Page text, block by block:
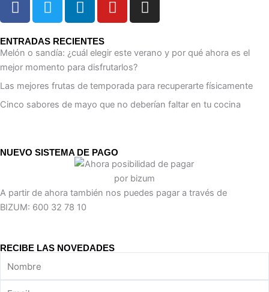
a
e
b
o
o
k
w
t
t
e
r
i
k
e
d
i
n
o
u
b
e
n
a
r
a
ENTRADAS RECIENTES
Melón o sandía: ¿cuál elegir este verano y por qué ahora es el
mejor momento para disfrutarlos?
Las mejores frutas de temporada para recuperarte físicamente
Cinco sabores de mayo que no deberían faltar en tu cocina
NUEVO SISTEMA DE PAGO
A partir de ahora también nos puedes pagar a través de
BIZUM: 600 32 78 10
RECIBE LAS NOVEDADES